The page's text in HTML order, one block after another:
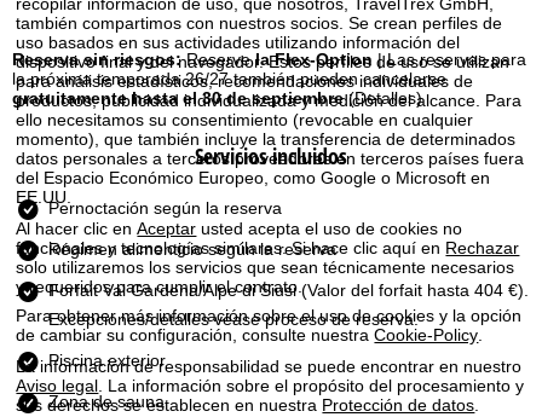
también compartimos con nuestros socios. Se crean perfiles de
uso basados en sus actividades utilizando información del
dispositivo final y del navegador. Estos perfiles de uso se utilizan
para análisis estadísticos, recomendaciones individuales de
productos, publicidad individualizada y medición del alcance. Para
ello necesitamos su consentimiento (revocable en cualquier
momento), que también incluye la transferencia de determinados
datos personales a terceros proveedores en terceros países fuera
del Espacio Económico Europeo, como Google o Microsoft en
EE.UU.
Al hacer clic enAceptar usted acepta el uso de cookies no
funcionales y tecnologías similares. Si hace clic aquí en Rechazar
solo utilizaremos los servicios que sean técnicamente necesarios
y requeridos para cumplir el contrato.
Para obtener más información sobre el uso de cookies y la opción
de cambiar su configuración, consulte nuestraCookie-Policy
La información de responsabilidad se puede encontrar en nuestro
Aviso legal . La información sobre el propósito del procesamiento y
sus derechos se establecen en nuestra Protección de datos
a
p
r
i
n
c
i
p
a
Reserva sin riesgos:Reservela Flex-Option | Las reservas para
la próxima temporada 26/27 también pueden cancelarse
gratuitamente hasta el 30 de septiembre(Detalles)
Servicios incluidos
Pernoctación según la reserva
Régimen alimenticio según la reserva
Forfait Val Gardena/Alpe di Siusi(Valor del forfait hasta 404 €).
Excepciones/detalles véase proceso de reserva.
Piscina exterior
Zona de sauna